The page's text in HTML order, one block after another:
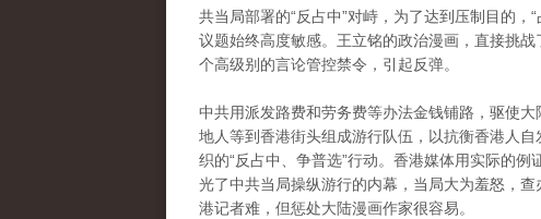
共当局部署的“反占中”对峙，为了达到压制目的，“
议题始终高度敏感。王立铭的政治漫画，直接挑战
个高级别的言论管控禁令，引起反弹。
中共用派发路费和劳务费等办法金钱铺路，驱使大
地人等到香港街头组成游行队伍，以抗衡香港人自
织的“反占中、争普选”行动。香港媒体用实际的例
光了中共当局操纵游行的内幕，当局大为羞怒，查
港记者难，但惩处大陆漫画作家很容易。